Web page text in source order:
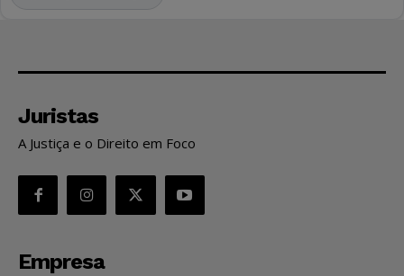
Juristas
A Justiça e o Direito em Foco
Empresa